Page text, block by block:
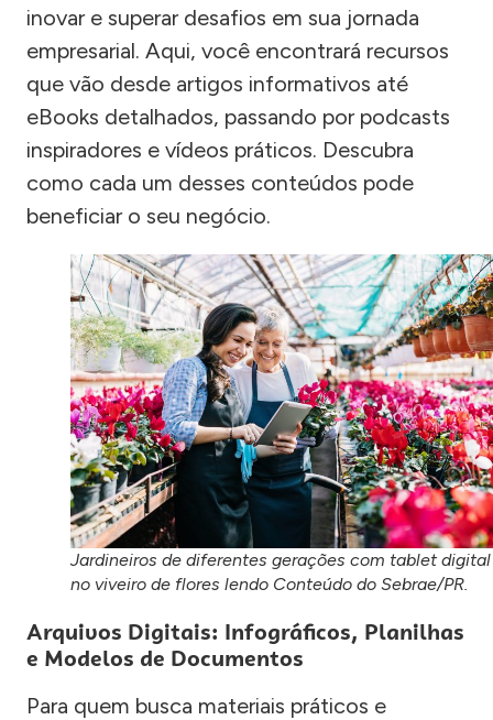
inovar e superar desafios em sua jornada
empresarial. Aqui, você encontrará recursos
que vão desde artigos informativos até
eBooks detalhados, passando por podcasts
inspiradores e vídeos práticos. Descubra
como cada um desses conteúdos pode
beneficiar o seu negócio.
Jardineiros de diferentes gerações com tablet digital
no viveiro de flores lendo Conteúdo do Sebrae/PR.
Arquivos Digitais: Infográficos, Planilhas
e Modelos de Documentos
Para quem busca materiais práticos e